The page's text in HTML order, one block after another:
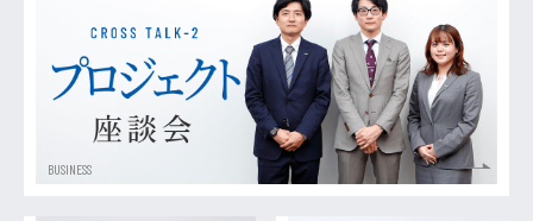
BUSINESS